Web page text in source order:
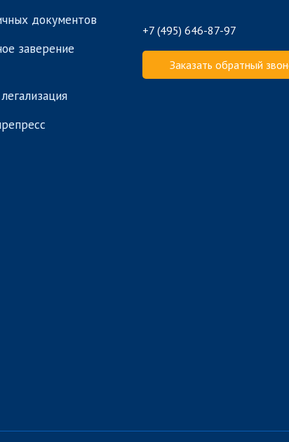
документов
заверение
+7 (495) 646-87-97
Заказать обратный